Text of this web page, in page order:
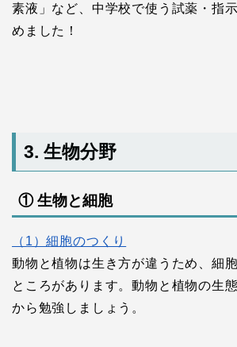
素液」など、中学校で使う試薬・指
めました！
3. 生物分野
① 生物と細胞
（1）細胞のつくり
動物と植物は生き方が違うため、細
ところがあります。動物と植物の生
から勉強しましょう。